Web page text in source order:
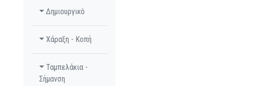
Δημιουργικό
Χάραξη - Κοπή
Ταμπελάκια -
Σήμανση